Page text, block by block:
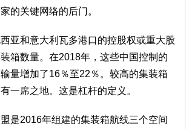
的关键网络的后门。
和意大利瓦多港口的控股权或重大股
箱数量。在2018年，这些中国控制的
量增加了16％至22％。较高的集装箱
一席之地。这是杠杆的定义。
2016年组建的集装箱航线三个空间